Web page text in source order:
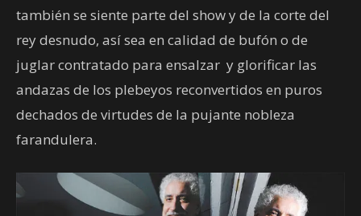
también se siente parte del show y de la corte del
rey desnudo, así sea en calidad de bufón o de
juglar contratado para ensalzar y glorificar las
andazas de los plebeyos reconvertidos en puros
dechados de virtudes de la pujante nobleza
farandulera.